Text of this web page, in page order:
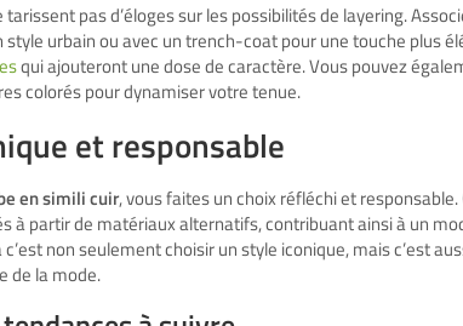
pas d’éloges sur les possibilités de layering.
urbain ou avec un trench-coat pour une touche plus
qui ajouteront une dose de caractère. Vous pouvez
colorés pour dynamiser votre tenue.
et responsable
en simili cuir, vous faites un choix réfléchi et
à partir de matériaux alternatifs, contribuant ainsi à un
non seulement choisir un style iconique, mais c’est
de la mode.